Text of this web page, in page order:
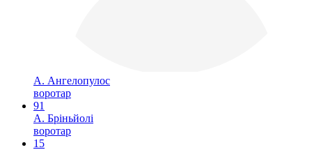
А. Ангелопулос
воротар
91
А. Бріньйолі
воротар
15